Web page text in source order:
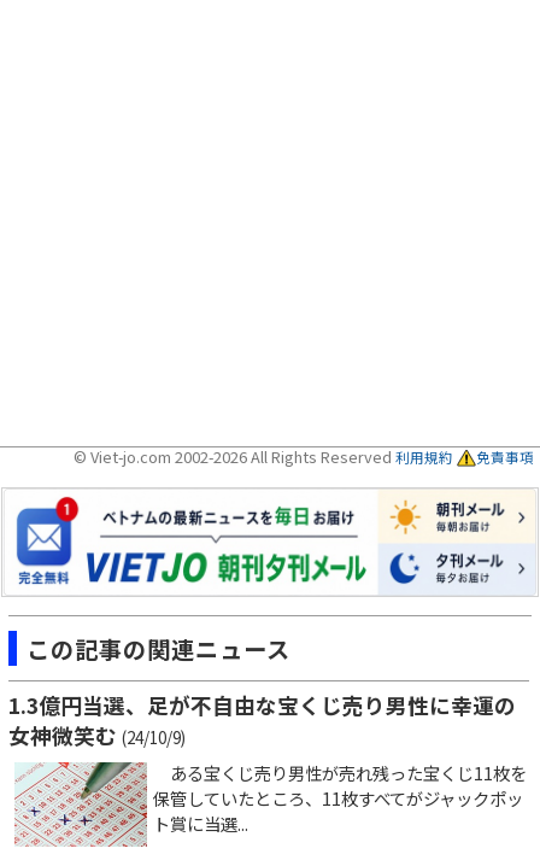
© Viet-jo.com 2002-2026 All Rights Reserved 利用規約 免責事項
この記事の関連ニュース
1.3億円当選、足が不自由な宝くじ売り男性に幸運の
女神微笑む (24/10/9)
ある宝くじ売り男性が売れ残った宝くじ11枚を
保管していたところ、11枚すべてがジャックポッ
ト賞に当選...